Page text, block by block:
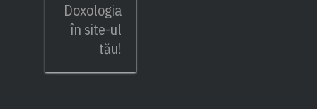
Doxologia
în site-ul
tău!